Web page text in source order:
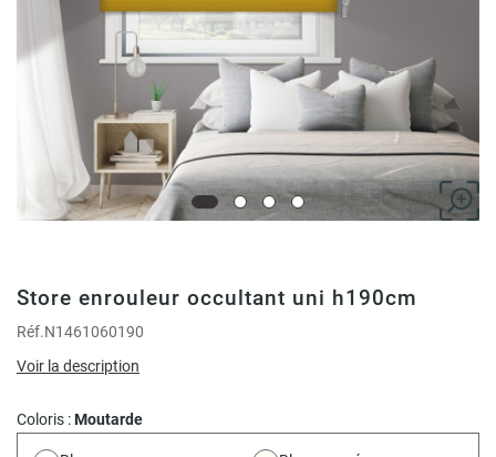
Store enrouleur occultant uni h190cm
Réf.N1461060190
Voir la description
Coloris :Moutarde